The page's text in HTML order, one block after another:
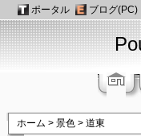
ホーム > 景色 > 道東
ポータル ブログ(PC)